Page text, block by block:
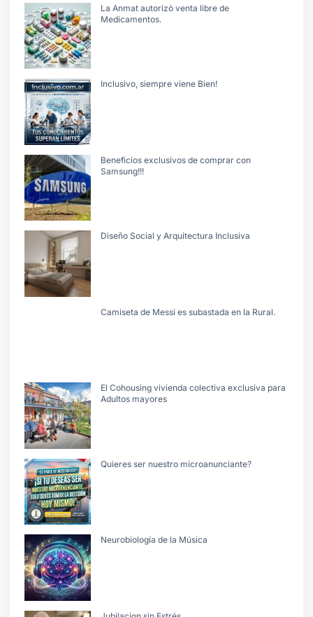
La Anmat autorizò venta libre de
Medicamentos.
Inclusivo, siempre viene Bien!
Beneficios exclusivos de comprar con
Samsung!!!
Diseño Social y Arquitectura Inclusiva
Camiseta de Messi es subastada en la Rural.
El Cohousing vivienda colectiva exclusiva para
Adultos mayores
Quieres ser nuestro microanunciante?
Neurobiología de la Música